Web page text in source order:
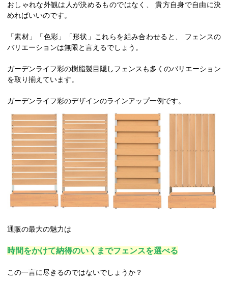
おしゃれな外観は人が決めるものではなく、 貴方自身で自由に決
めればいいのです。
「素材」「色彩」「形状」これらを組み合わせると、 フェンスの
バリエーションは無限と言えるでしょう。
ガーデンライフ彩の樹脂製目隠しフェンスも多くのバリエーション
を取り揃えています。
ガーデンライフ彩のデザインのラインアップ一例です。
通販の最大の魅力は
時間をかけて納得のいくまでフェンスを選べる
この一言に尽きるのではないでしょうか？